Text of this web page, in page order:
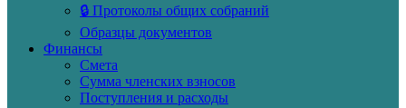
🔒 Протоколы общих собраний
Образцы документов
Финансы
Смета
Сумма членских взносов
Поступления и расходы